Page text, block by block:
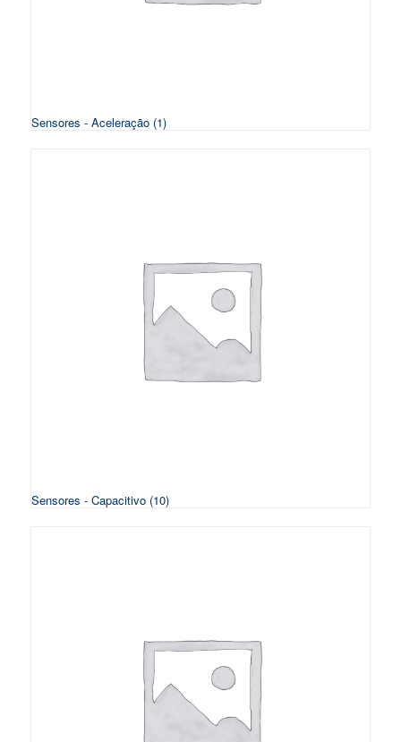
Sensores - Aceleração (1)
Sensores - Capacitivo (10)